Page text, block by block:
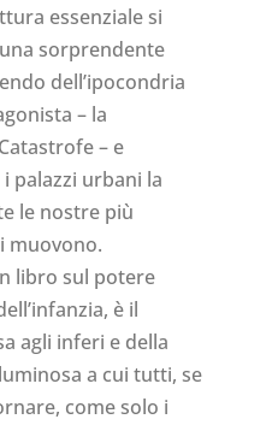
essenziale si
sorprendente
dell’ipocondria
– la
– e
palazzi urbani la
le nostre più
muovono.
libro sul potere
è il
agli inferi e della
a cui tutti, se
come solo i